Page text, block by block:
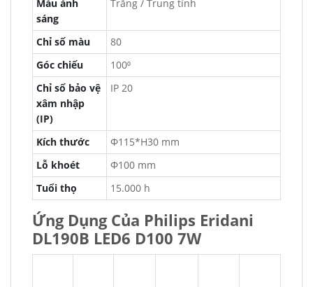
Màu ánh
sáng
Trắng / Trung tính
Chỉ số màu
80
Góc chiếu
100⁰
Chỉ số bảo vệ
xâm nhập
(IP)
IP 20
Kích thước
Φ115*H30 mm
Lỗ khoét
Φ100 mm
Tuổi thọ
15.000 h
Ứng Dụng Của Philips Eridani
DL190B LED6 D100 7W